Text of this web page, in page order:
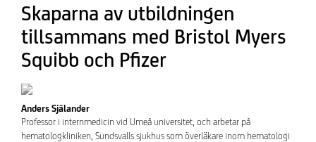
Skaparna av utbildningen
tillsammans med Bristol Myers
Squibb och Pfizer
Anders Själander
Professor i internmedicin vid Umeå universitet, och arbetar på
hematologkliniken, Sundsvalls sjukhus som överläkare inom hematologi